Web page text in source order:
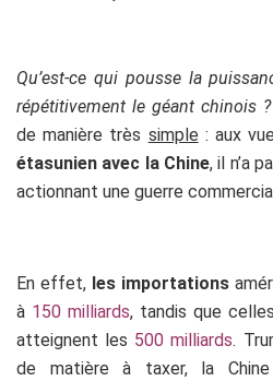
Qu’est-ce qui pousse la
répétitivement le géant chinois ?
de manière très simple : aux
étasunien avec la Chine, il n’a
actionnant une guerre
En effet, les importations
à 150 milliards, tandis que
atteignent les 500 milliards.
de matière à taxer, la